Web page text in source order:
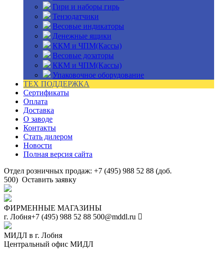
Гири и наборы гирь
Тензодатчики
Весовые индикаторы
Денежные ящики
ККМ и ЧПМ(Кассы)
Весовые дозаторы
ККМ и ЧПМ(Кассы)
Упаковочное оборудование
ТЕХ ПОДДЕРЖКА
Сертификаты
Оплата
Доставка
О заводе
Контакты
Стать дилером
Новости
Полная версия сайта
Отдел розничных продаж: +7 (495) 988 52 88 (доб.
500) Оставить заявку
ФИРМЕННЫЕ МАГАЗИНЫ
г. Лобня+7 (495) 988 52 88 500@mddl.ru
МИДЛ в г. Лобня
Центральный офис МИДЛ